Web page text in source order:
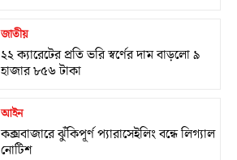
জাতীয়
২২ ক্যারেটের প্রতি ভরি স্বর্ণের দাম বাড়লো ৯
হাজার ৮৫৬ টাকা
আইন
কক্সবাজারে ঝুঁকিপূর্ণ প্যারাসেইলিং বন্ধে লিগ্যাল
নোটিশ